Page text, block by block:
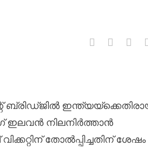
ഇംഗ്ലണ്ട്
ബ്രിഡ്ജിൽ
ഇലവൻ നിലനിർത്താൻ
തോൽപ്പിച്ചതിന് ശേഷം